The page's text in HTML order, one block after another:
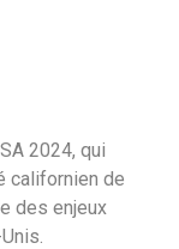
2024, qui
californien de
des enjeux